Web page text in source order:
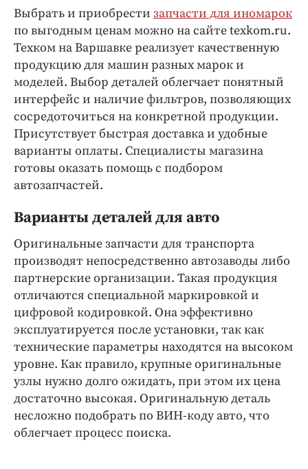
Медиаперсона
Интересное чтиво
Клиника года
Бренд года
Работодатель года
Выбрать и приобрести запчасти для иномарок
по выгодным ценам можно на сайте texkom.ru.
Техком на Варшавке реализует качественную
продукцию для машин разных марок и
моделей. Выбор деталей облегчает понятный
интерфейс и наличие фильтров, позволяющих
сосредоточиться на конкретной продукции.
Присутствует быстрая доставка и удобные
варианты оплаты. Специалисты магазина
готовы оказать помощь с подбором
автозапчастей.
Варианты деталей для авто
Оригинальные запчасти для транспорта
производят непосредственно автозаводы либо
партнерские организации. Такая продукция
отличаются специальной маркировкой и
цифровой кодировкой. Она эффективно
эксплуатируется после установки, так как
технические параметры находятся на высоком
уровне. Как правило, крупные оригинальные
узлы нужно долго ожидать, при этом их цена
достаточно высокая. Оригинальную деталь
несложно подобрать по ВИН-коду авто, что
облегчает процесс поиска.